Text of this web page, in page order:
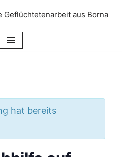
Geflüchtetenarbeit aus Borna
hat bereits